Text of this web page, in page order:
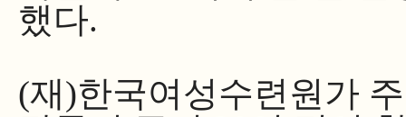
했다.
(재)한국여성수련원가